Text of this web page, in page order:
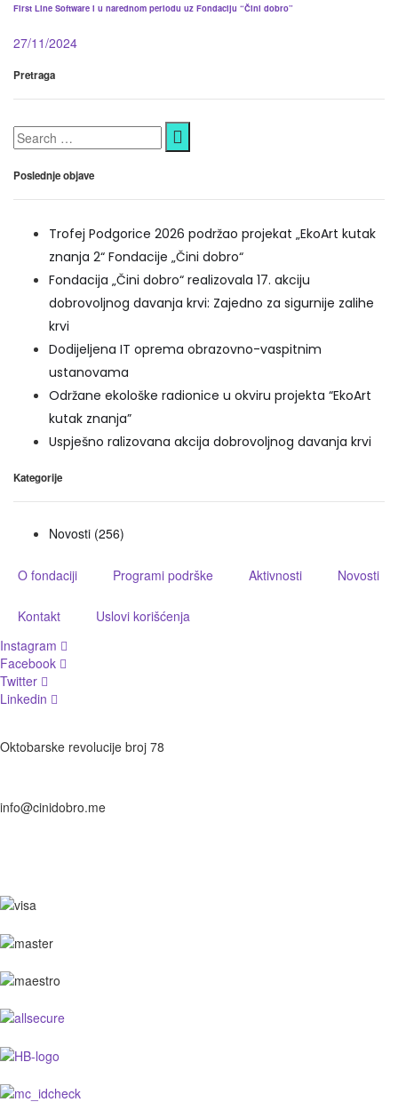
First Line Software i u narednom periodu uz Fondaciju “Čini dobro”
27/11/2024
Pretraga
Search
for:
Poslednje objave
Trofej Podgorice 2026 podržao projekat „EkoArt kutak
znanja 2“ Fondacije „Čini dobro“
Fondacija „Čini dobro“ realizovala 17. akciju
dobrovoljnog davanja krvi: Zajedno za sigurnije zalihe
krvi
Dodijeljena IT oprema obrazovno-vaspitnim
ustanovama
Održane ekološke radionice u okviru projekta “EkoArt
kutak znanja”
Uspješno ralizovana akcija dobrovoljnog davanja krvi
Kategorije
Novosti (256)
O fondaciji Programi podrške Aktivnosti Novosti
Kontakt
Uslovi korišćenja
Instagram
Facebook
Twitter
Linkedin
Oktobarske revolucije broj 78
info@cinidobro.me